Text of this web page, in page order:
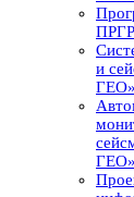
и
ГЕО»